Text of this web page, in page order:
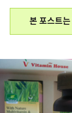
본 포스트는